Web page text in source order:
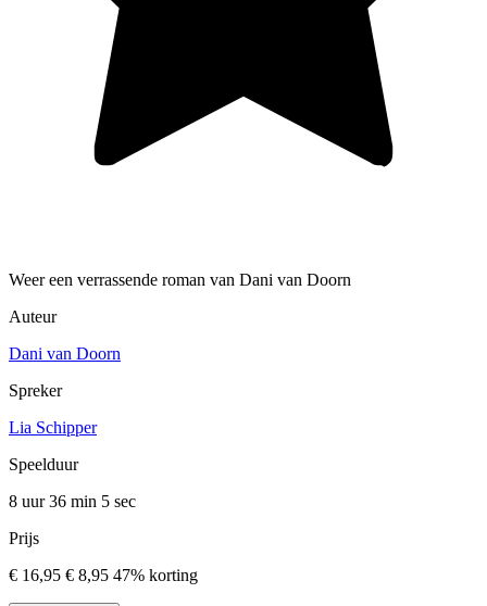
Weer een verrassende roman van Dani van Doorn
Auteur
Dani van Doorn
Spreker
Lia Schipper
Speelduur
8 uur 36 min 5 sec
Prijs
€ 16,95 € 8,95 47% korting